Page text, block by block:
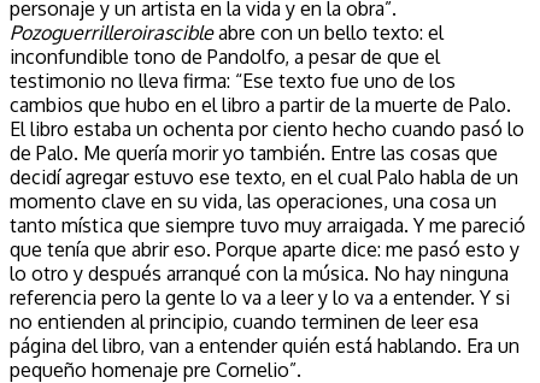
personaje y un artista en la vida y en la obra”.
Pozoguerrilleroirascibleabre con un bello texto: el
inconfundible tono de Pandolfo, a pesar de que el
testimonio no lleva firma: “Ese texto fue uno de los
cambios que hubo en el libro a partir de la muerte de Palo.
El libro estaba un ochenta por ciento hecho cuando pasó lo
de Palo. Me quería morir yo también. Entre las cosas que
decidí agregar estuvo ese texto, en el cual Palo habla de un
momento clave en su vida, las operaciones, una cosa un
tanto mística que siempre tuvo muy arraigada. Y me pareció
que tenía que abrir eso. Porque aparte dice: me pasó esto y
lo otro y después arranqué con la música. No hay ninguna
referencia pero la gente lo va a leer y lo va a entender. Y si
no entienden al principio, cuando terminen de leer esa
página del libro, van a entender quién está hablando. Era un
pequeño homenaje pre Cornelio”.